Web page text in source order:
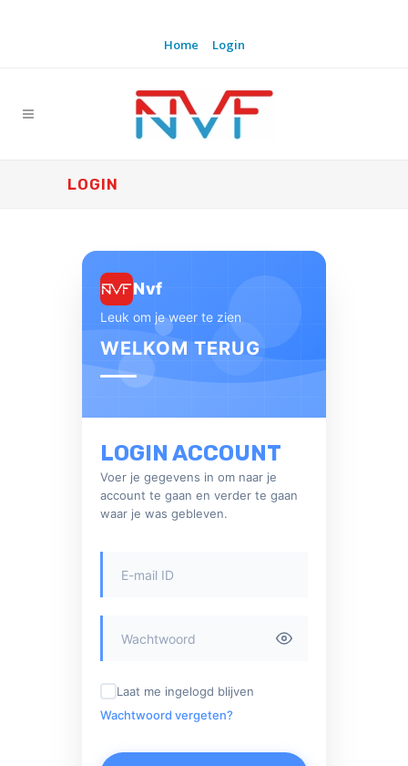
Home Login
LOGIN
Nvf
Leuk om je weer te zien
WELKOM TERUG
LOGIN ACCOUNT
Voer je gegevens in om naar je
account te gaan en verder te gaan
waar je was gebleven.
Laat me ingelogd blijven
Wachtwoord vergeten?